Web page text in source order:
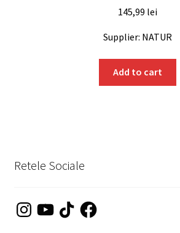
145,99 lei
Supplier: NATUR
Add to cart
Retele Sociale
InstagramYouTubeTikTokFacebook